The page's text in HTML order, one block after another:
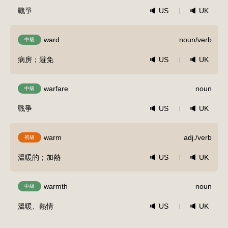
戰爭 US UK
中級 ward noun/verb
病房；避免 US UK
中級 warfare noun
戰爭 US UK
初級 warm adj./verb
溫暖的；加熱 US UK
中級 warmth noun
溫暖、熱情 US UK